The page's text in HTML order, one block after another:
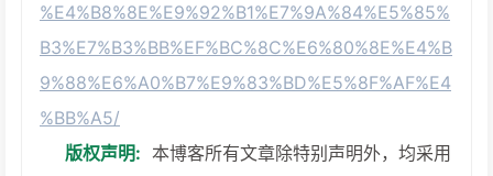
%E4%B8%8E%E9%92%B1%E7%9A%84%E5%85%
B3%E7%B3%BB%EF%BC%8C%E6%80%8E%E4%B
9%88%E6%A0%B7%E9%83%BD%E5%8F%AF%E4
%BB%A5/
版权声明: 本博客所有文章除特别声明外，均采用